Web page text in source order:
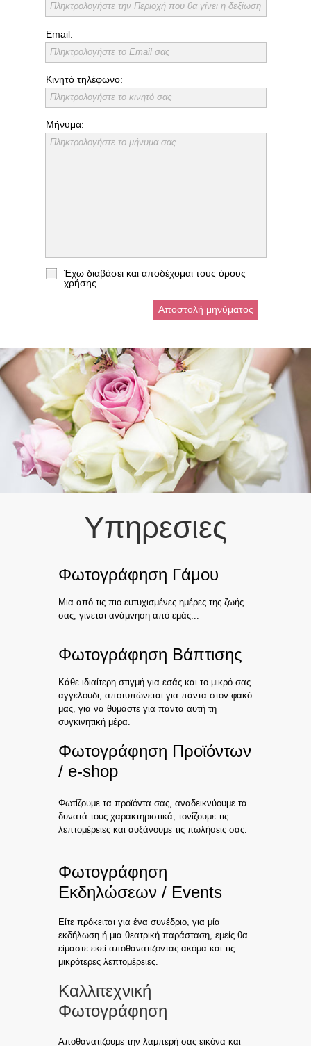
Email:
Πληκτρολογήστε το Email σας
Αποστολή μηνύματος
Μήνυμα:
Πληκτρολογήστε το μήνυμα σας
Κινητό τηλέφωνο:
Πληκτρολογήστε το κινητό σας
Έχω διαβάσει και αποδέχομαι τους όρους
χρήσης
Πληκτρολογήστε την Περιοχή που θα γίνει η δεξίωση
Υπηρεσιες
Φωτογράφηση Γάμου
Μια από τις πιο ευτυχισμένες ημέρες της ζωής
σας, γίνεται ανάμνηση από εμάς...
Φωτογράφηση Βάπτισης
Κάθε ιδιαίτερη στιγμή για εσάς και το μικρό σας
αγγελούδι, αποτυπώνεται για πάντα στον φακό
μας, για να θυμάστε για πάντα αυτή τη
συγκινητική μέρα.
Φωτογράφηση Προϊόντων
/ e-shop
Φωτίζουμε τα προϊόντα σας, αναδεικνύουμε τα
δυνατά τους χαρακτηριστικά, τονίζουμε τις
λεπτομέρειες και αυξάνουμε τις πωλήσεις σας.
Φωτογράφηση
Εκδηλώσεων / Events
Είτε πρόκειται για ένα συνέδριο, για μία
εκδήλωση ή μια θεατρική παράσταση, εμείς θα
είμαστε εκεί αποθανατίζοντας ακόμα και τις
μικρότερες λεπτομέρειες.
Καλλιτεχνική
Φωτογράφηση
Αποθανατίζουμε την λαμπερή σας εικόνα και